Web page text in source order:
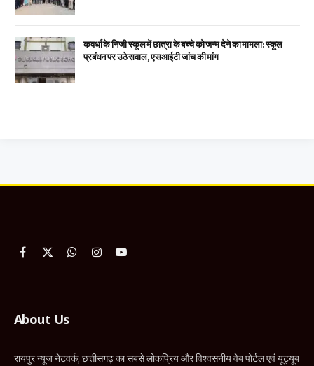
कवर्धा के निजी स्कूल में छात्रा के बच्चे को जन्म देने का मामला: स्कूल
प्रबंधन पर उठे सवाल, एसआईटी जांच की मांग
Facebook
X
WhatsApp
InstagramYouTube
About Us
रायपुर न्यूज नेटवर्क, छत्तीसगढ़ का सबसे लोकप्रिय और विश्वसनीय वेब पोर्टल एवं यूट्यूब